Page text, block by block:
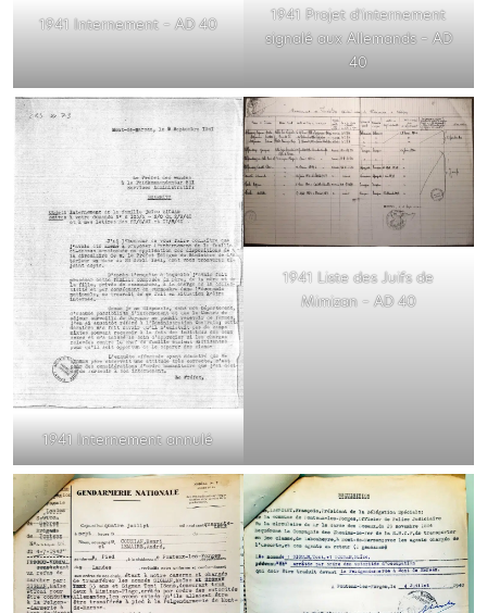
1941 Internement – AD 40
1941 Projet d’internement
signalé aux Allemands – AD
40
1941 Internement annulé
1941 Liste des Juifs de
Mimizan – AD 40